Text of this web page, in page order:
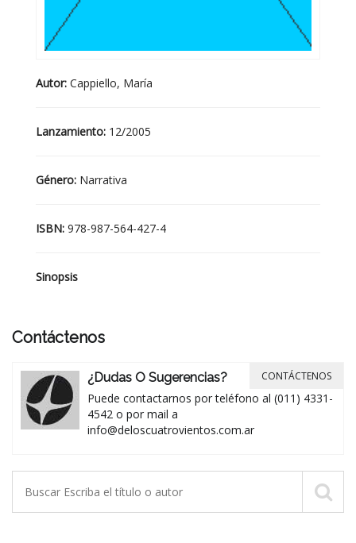
Autor: Cappiello, María
Lanzamiento: 12/2005
Género: Narrativa
ISBN: 978-987-564-427-4
Sinopsis
Contáctenos
¿Dudas O Sugerencias?
Puede contactarnos por teléfono al (011) 4331-
4542 o por mail a
info@deloscuatrovientos.com.ar
CONTÁCTENOS